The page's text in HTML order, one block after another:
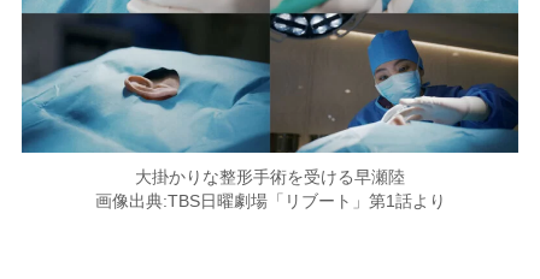
大掛かりな整形手術を受ける早瀬陸
画像出典:TBS日曜劇場「リブート」第1話より